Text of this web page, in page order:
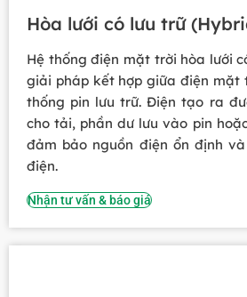
Hòa lưới có lưu trữ
Hệ thống điện mặt trời hòa lưới
giải pháp kết hợp giữa điện mặt
thống pin lưu trữ. Điện tạo ra
cho tải, phần dư lưu vào pin
đảm bảo nguồn điện ổn định
điện.
Nhận tư vấn & báo giá